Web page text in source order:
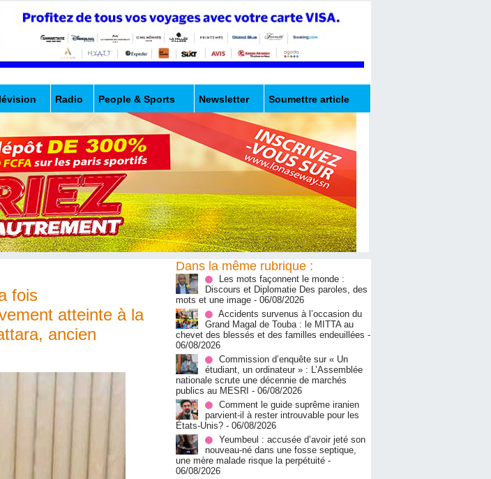
Radio People & Sports Newsletter Soumettre article
fois
atteinte à la
ancien
Dans la même rubrique :
Les mots façonnent le monde :
Discours et Diplomatie Des paroles, des
mots et une image - 06/08/2026
Accidents survenus à l’occasion du
Grand Magal de Touba : le MITTA au
chevet des blessés et des familles endeuillées -
06/08/2026
Commission d’enquête sur « Un
étudiant, un ordinateur » : L’Assemblée
nationale scrute une décennie de marchés
publics au MESRI - 06/08/2026
Comment le guide suprême iranien
parvient-il à rester introuvable pour les
États-Unis? - 06/08/2026
Yeumbeul : accusée d’avoir jeté son
nouveau-né dans une fosse septique,
une mère malade risque la perpétuité -
06/08/2026